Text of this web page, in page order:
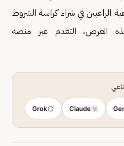
2024م، داعية الراغبين في شراء كراسة الشروط
الفرص، التقدم عبر منصة
Claude
Grok